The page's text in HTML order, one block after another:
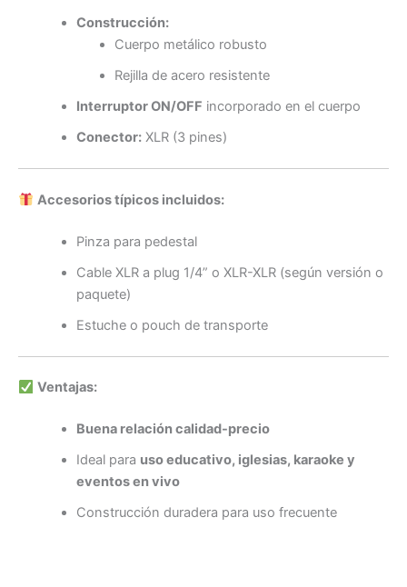
Construcción:
Cuerpo metálico robusto
Rejilla de acero resistente
Interruptor ON/OFF incorporado en el cuerpo
Conector:XLR (3 pines)
Accesorios típicos incluidos:
Pinza para pedestal
Cable XLR a plug 1/4” o XLR-XLR (según versión o
paquete)
Estuche o pouch de transporte
Ventajas:
Buena relación calidad-precio
Ideal para uso educativo, iglesias, karaoke y
eventos en vivo
Construcción duradera para uso frecuente